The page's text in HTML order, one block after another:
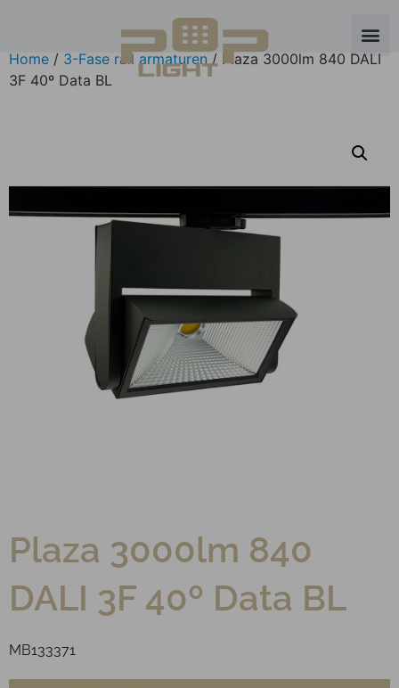
Home / 3-Fase rail armaturen / Plaza 3000lm 840 DALI
3F 40º Data BL
Plaza 3000lm 840
DALI 3F 40º Data BL
MB133371